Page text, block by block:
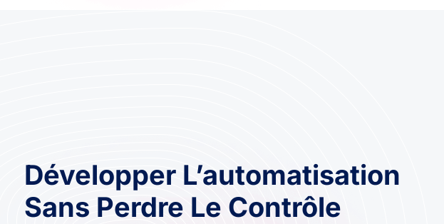
Développer L’automatisation
Sans Perdre Le Contrôle